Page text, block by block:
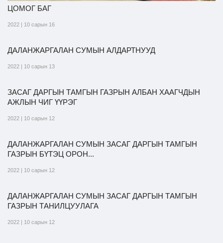
ЦОМОГ БАГ
2022 | 10 сарын 16
ДАЛАНЖАРГАЛАН СУМЫН АЛДАРТНУУД
2022 | 10 сарын 13
ЗАСАГ ДАРГЫН ТАМГЫН ГАЗРЫН АЛБАН ХААГЧДЫН
АЖЛЫН ЧИГ ҮҮРЭГ
2022 | 10 сарын 12
ДАЛАНЖАРГАЛАН СУМЫН ЗАСАГ ДАРГЫН ТАМГЫН
ГАЗРЫН БҮТЭЦ ОРОН...
2022 | 10 сарын 12
ДАЛАНЖАРГАЛАН СУМЫН ЗАСАГ ДАРГЫН ТАМГЫН
ГАЗРЫН ТАНИЛЦУУЛАГА
2022 | 10 сарын 12